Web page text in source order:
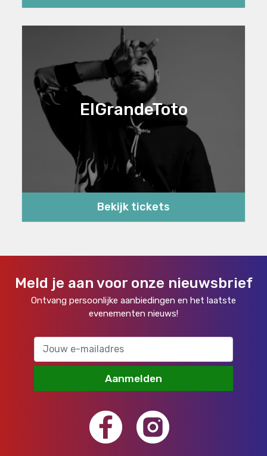
ElGrandeToto
Bekijk tickets
Meld je aan voor onze nieuwsbrief
Ontvang persoonlijke aanbiedingen en het laatste
evenementen nieuws!
Aanmelden